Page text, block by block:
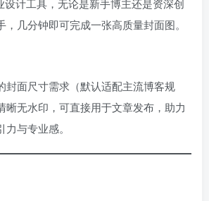
设计工具，无论是新手博主还是资深创
几分钟即可完成一张高质量封面图。
封面尺寸需求（默认适配主流博客规
晰无水印，可直接用于文章发布，助力
与专业感。